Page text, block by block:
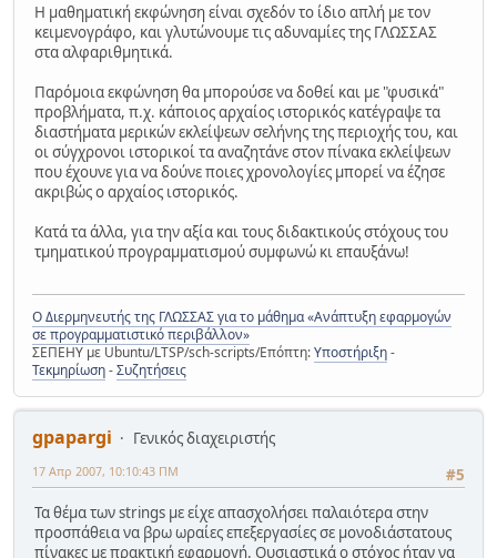
Η μαθηματική εκφώνηση είναι σχεδόν το ίδιο απλή με τον
κειμενογράφο, και γλυτώνουμε τις αδυναμίες της ΓΛΩΣΣΑΣ
στα αλφαριθμητικά.
Παρόμοια εκφώνηση θα μπορούσε να δοθεί και με "φυσικά"
προβλήματα, π.χ. κάποιος αρχαίος ιστορικός κατέγραψε τα
διαστήματα μερικών εκλείψεων σελήνης της περιοχής του, και
οι σύγχρονοι ιστορικοί τα αναζητάνε στον πίνακα εκλείψεων
που έχουνε για να δούνε ποιες χρονολογίες μπορεί να έζησε
ακριβώς ο αρχαίος ιστορικός.
Κατά τα άλλα, για την αξία και τους διδακτικούς στόχους του
τμηματικού προγραμματισμού συμφωνώ κι επαυξάνω!
Ο Διερμηνευτής της ΓΛΩΣΣΑΣ για το μάθημα «Ανάπτυξη εφαρμογών
σε προγραμματιστικό περιβάλλον»
ΣΕΠΕΗΥ με Ubuntu/LTSP/sch-scripts/Επόπτη:Υποστήριξη-
Τεκμηρίωση-Συζητήσεις
gpapargi
Γενικός διαχειριστής
#5
17 Απρ 2007, 10:10:43 ΠΜ
Τα θέμα των strings με είχε απασχολήσει παλαιότερα στην
προσπάθεια να βρω ωραίες επεξεργασίες σε μονοδιάστατους
πίνακες με πρακτική εφαρμογή. Ουσιαστικά ο στόχος ήταν να